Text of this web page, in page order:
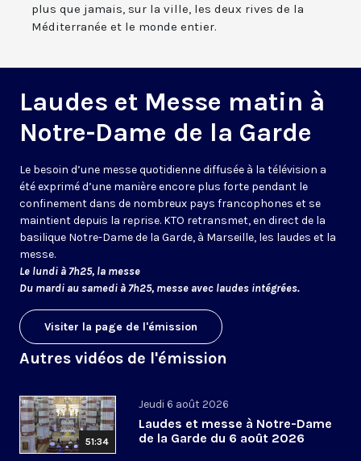
plus que jamais, sur la ville, les deux rives de la
Méditerranée et le monde entier.
Laudes et Messe matin à
Notre-Dame de la Garde
Le besoin d’une messe quotidienne diffusée à la télévision a
été exprimé d’une manière encore plus forte pendant le
confinement dans de nombreux pays francophones et se
maintient depuis la reprise. KTO retransmet, en direct de la
basilique Notre-Dame de la Garde, à Marseille, les laudes et la
messe.
Le lundi à 7h25, la messe
Du mardi au samedi à 7h25, messe avec laudes intégrées.
Visiter la page de l'émission
Autres vidéos de l'émission
51:34
Jeudi 6 août 2026
Laudes et messe à Notre-Dame
de la Garde du 6 août 2026